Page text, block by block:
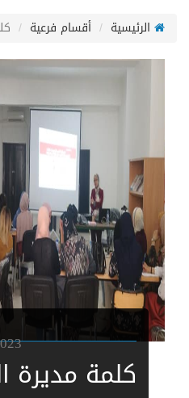
الرئيسية
أقسام فرعية
كلمة مديرة